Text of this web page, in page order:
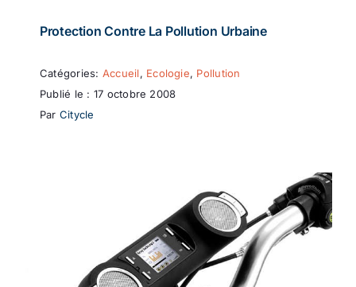
Protection Contre La Pollution Urbaine
Catégories: Accueil, Ecologie, Pollution
Publié le : 17 octobre 2008
Par Citycle